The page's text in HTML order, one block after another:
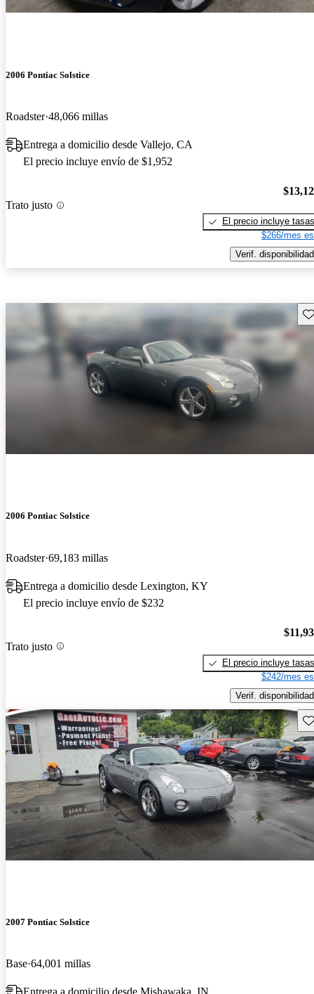
2006 Pontiac Solstice
Roadster 48,066 millas
Entrega a domicilio desde Vallejo, CA
El precio incluye envío de $1,952
Trato justo
El precio incluye tasas
$266/mes
Verif. disponibilidad
2006 Pontiac Solstice
Roadster 69,183 millas
Entrega a domicilio desde Lexington, KY
El precio incluye envío de $232
Trato justo
El precio incluye tasas
$242/mes
Verif. disponibilidad
2007 Pontiac Solstice
Base 64,001 millas